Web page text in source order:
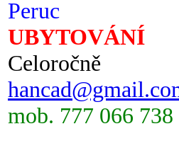
Peruc
UBYTOVÁNÍ
Celoročně
mob. 777 066 738